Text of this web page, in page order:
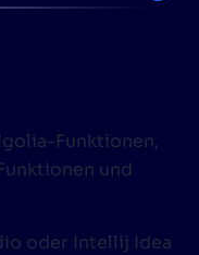
Funktionen,
und
oder Intellij Idea